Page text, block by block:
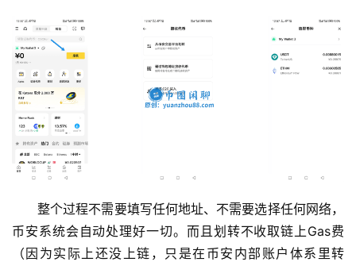
整个过程不需要填写任何地址、不需要选择任何网络，
币安系统会自动处理好一切。而且划转不收取链上Gas费
（因为实际上还没上链，只是在币安内部账户体系里转